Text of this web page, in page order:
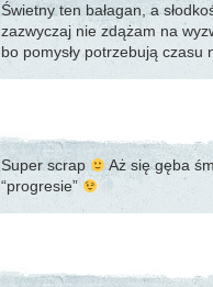
Świetny ten bałagan, a
zazwyczaj nie zdążam na
bo pomysły potrzebują
Super scrap
Aż się gęba
“progresie”